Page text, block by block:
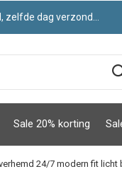
Sale 20% korting
dag verzonden
24/7 modern fit licht